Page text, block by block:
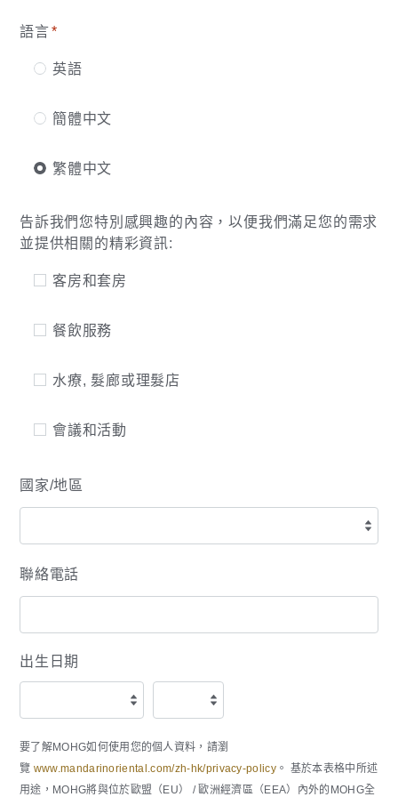
語言*
英語
簡體中文
繁體中文
告訴我們您特別感興趣的內容，以便我們滿足您的需求
並提供相關的精彩資訊:
客房和套房
餐飲服務
水療, 髮廊或理髮店
會議和活動
國家/地區
聯絡電話
出生日期
要了解MOHG如何使用您的個人資料，請瀏
覽 www.mandarinoriental.com/zh-hk/privacy-policy 。 基於本表格中所述
用途，MOHG將與位於歐盟（EU） / 歐洲經濟區（EEA）內外的MOHG全